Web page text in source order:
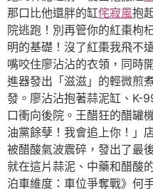
那口比他還胖的缸侘寂風抱
院逃跑！別再管你的紅棗枸
明的基礎！沒了紅棗我飛不
嘴咬住廖沾沾的衣領，同時
進器發出「滋滋」的輕微煎
發。廖沾沾抱著蒜泥缸、K-
口衝向後院。王醋狂的醋罐
油黨餘孽！我會追上你！」
被醋酸氣波震碎，發出了最
就在這片蒜泥、中藥和醋酸
泊車維度：車位爭奪戰》何